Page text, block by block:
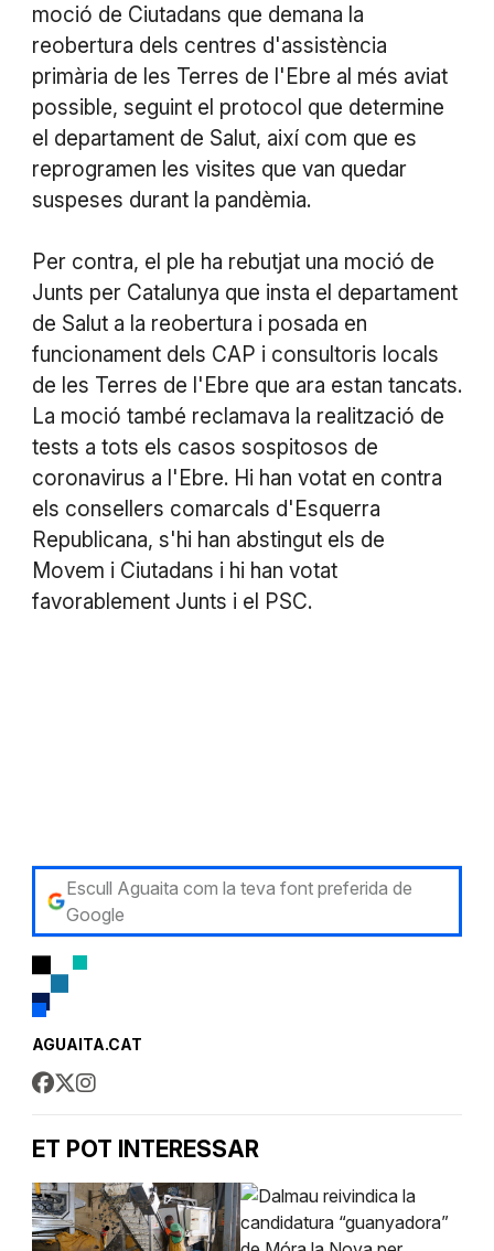
moció de Ciutadans que demana la
reobertura dels centres d'assistència
primària de les Terres de l'Ebre al més aviat
possible, seguint el protocol que determine
el departament de Salut, així com que es
reprogramen les visites que van quedar
suspeses durant la pandèmia.
Per contra, el ple ha rebutjat una moció de
Junts per Catalunya que insta el departament
de Salut a la reobertura i posada en
funcionament dels CAP i consultoris locals
de les Terres de l'Ebre que ara estan tancats.
La moció també reclamava la realització de
tests a tots els casos sospitosos de
coronavirus a l'Ebre. Hi han votat en contra
els consellers comarcals d'Esquerra
Republicana, s'hi han abstingut els de
Movem i Ciutadans i hi han votat
favorablement Junts i el PSC.
Escull Aguaita com la teva font preferida de
Google
AGUAITA.CAT
ET POT INTERESSAR